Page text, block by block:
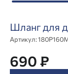
Шланг для
Артикул:
690 ₽